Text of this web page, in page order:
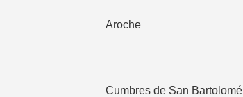
Aroche
Cumbres de San Bartolomé